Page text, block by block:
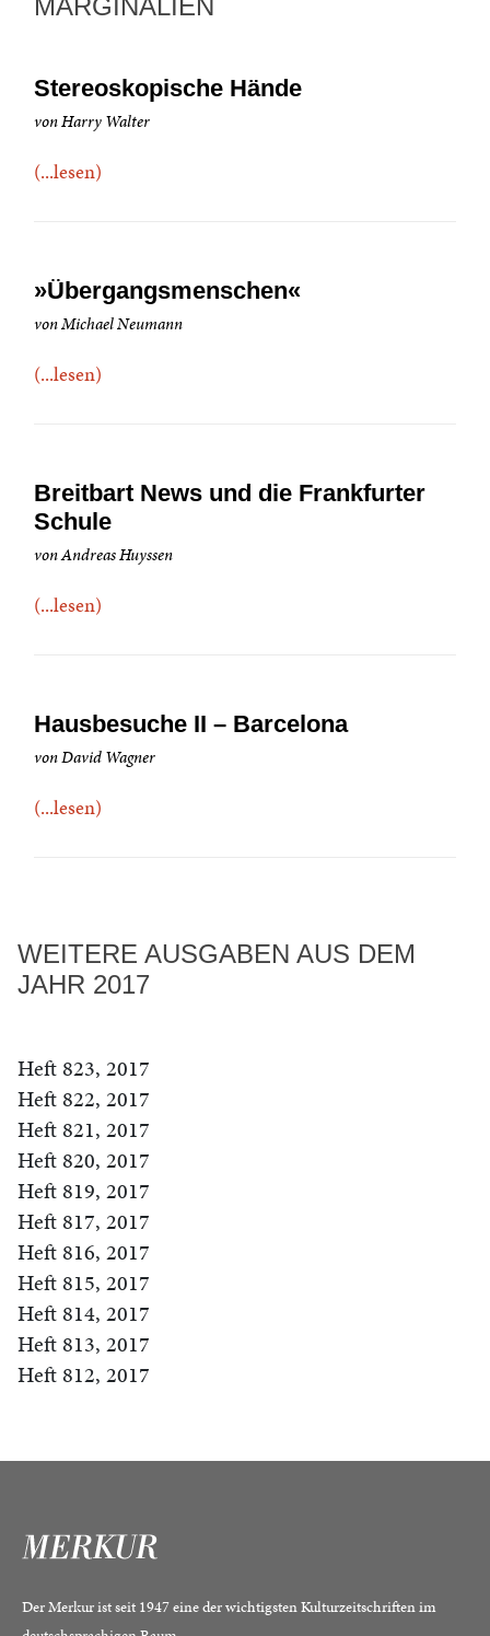
MARGINALIEN
Stereoskopische Hände
von Harry Walter
(...lesen)
»Übergangsmenschen«
von Michael Neumann
(...lesen)
Breitbart News und die Frankfurter
Schule
von Andreas Huyssen
(...lesen)
Hausbesuche II – Barcelona
von David Wagner
(...lesen)
WEITERE AUSGABEN AUS DEM
JAHR 2017
Heft 823, 2017
Heft 822, 2017
Heft 821, 2017
Heft 820, 2017
Heft 819, 2017
Heft 817, 2017
Heft 816, 2017
Heft 815, 2017
Heft 814, 2017
Heft 813, 2017
Heft 812, 2017
Der Merkur ist seit 1947 eine der wichtigsten Kulturzeitschriften im